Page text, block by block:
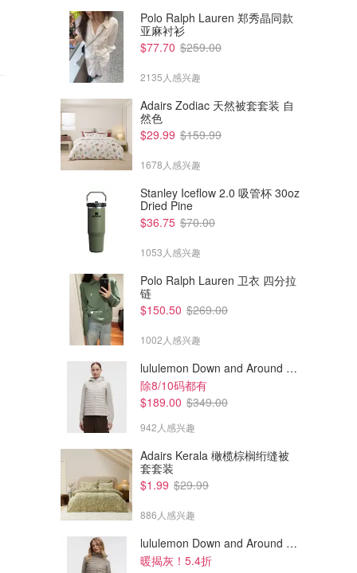
Polo Ralph Lauren 郑秀晶同款
亚麻衬衫
$77.70 $259.00
2135人感兴趣
Adairs Zodiac 天然被套套装 自
然色
$29.99 $159.99
1678人感兴趣
Stanley Iceflow 2.0 吸管杯 30oz
Dried Pine
$36.75 $70.00
1053人感兴趣
Polo Ralph Lauren 卫衣 四分拉
链
$150.50 $269.00
1002人感兴趣
lululemon Down and Around 羽绒夹克
除8/10码都有
$189.00 $349.00
942人感兴趣
Adairs Kerala 橄榄棕榈绗缝被
套套装
$1.99 $29.99
886人感兴趣
lululemon Down and Around 羽绒夹克
暖揭灰！5.4折